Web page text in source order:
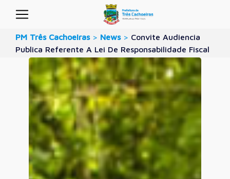
PM Três Cachoeiras > News > Convite Audiencia
Publica Referente A Lei De Responsabilidade Fiscal